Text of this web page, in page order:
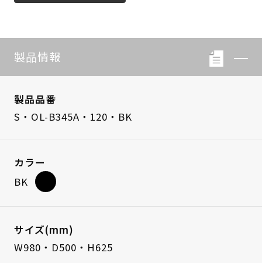
製品情報
製品品番
S・OL-B345A・120・BK
カラー
BK
サイズ(mm)
W980・D500・H625